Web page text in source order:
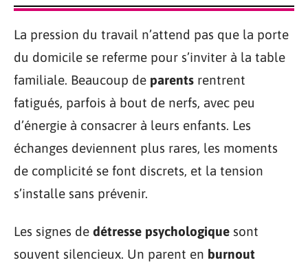
La pression du travail n’attend pas que la porte
du domicile se referme pour s’inviter à la table
familiale. Beaucoup de parents rentrent
fatigués, parfois à bout de nerfs, avec peu
d’énergie à consacrer à leurs enfants. Les
échanges deviennent plus rares, les moments
de complicité se font discrets, et la tension
s’installe sans prévenir.
Les signes de détresse psychologique sont
souvent silencieux. Un parent en burnout